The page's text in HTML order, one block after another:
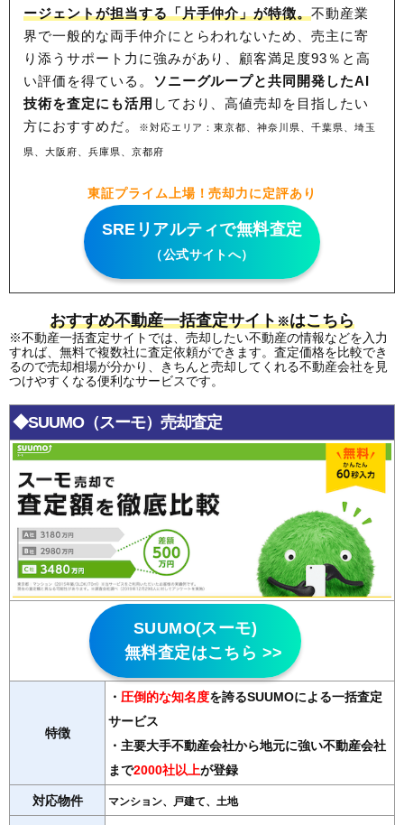
ージェントが担当する「片手仲介」が特徴。不動産業
界で一般的な両手仲介にとらわれないため、売主に寄
り添うサポート力に強みがあり、顧客満足度93％と高
い評価を得ている。 ソニーグループと共同開発したAI
技術を査定にも活用 しており、高値売却を目指したい
方におすすめだ。
※対応エリア：東京都、神奈川県、千葉県、埼玉
県、大阪府、兵庫県、京都府
東証プライム上場！売却力に定評あり
SREリアルティで無料査定
（公式サイトへ）
おすすめ不動産一括査定サイト※はこちら
※不動産一括査定サイトでは、売却したい不動産の情報などを入力
すれば、無料で複数社に査定依頼ができます。査定価格を比較でき
るので売却相場が分かり、きちんと売却してくれる不動産会社を見
つけやすくなる便利なサービスです。
◆SUUMO（スーモ）売却査定
SUUMO(スーモ)
無料査定はこちら >>
特徴
・ 圧倒的な知名度を誇るSUUMOによる一括査定
サービス
・主要大手不動産会社から地元に強い不動産会社
まで2000社以上が登録
対応物件 マンション、戸建て、土地